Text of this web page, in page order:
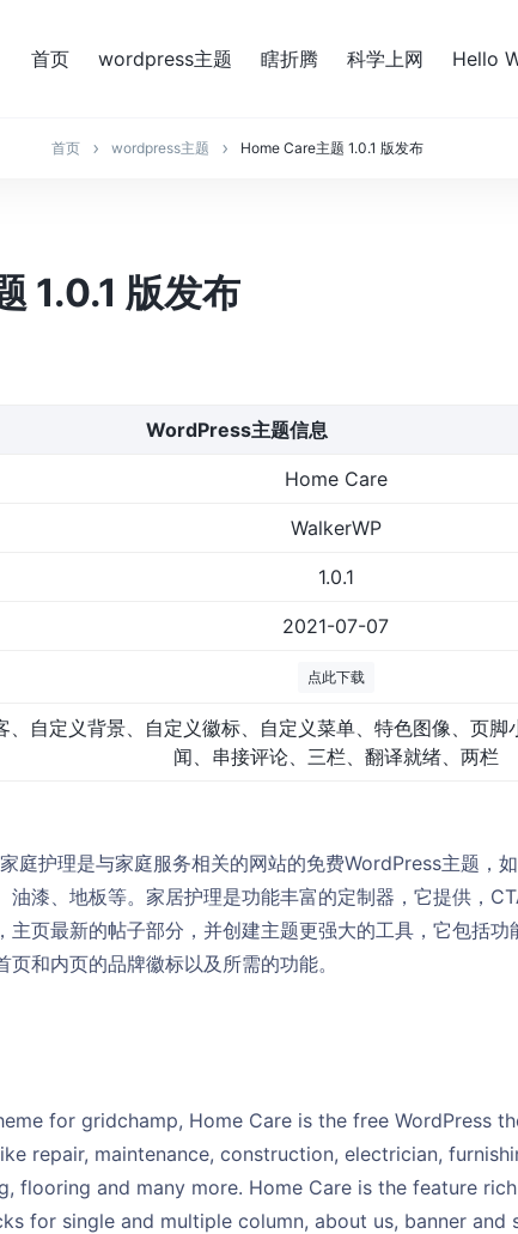
首页 wordpress主题 瞎折腾 科学上网 Hello
首页 wordpress主题 Home Care主题 1.0.1 版发布
1.0.1 版发布
WordPress主题信息
Home Care
WalkerWP
1.0.1
2021-07-07
点此下载
、自定义背景、自定义徽标、自定义菜单、特色图像、页脚
闻、串接评论、三栏、翻译就绪、两栏
庭护理是与家庭服务相关的网站的免费WordPress主题，
油漆、地板等。家居护理是功能丰富的定制器，它提供，
主页最新的帖子部分，并创建主题更强大的工具，它包括功
和内页的品牌徽标以及所需的功能。
for gridchamp, Home Care is the free WordPress
repair, maintenance, construction, electrician,
flooring and many more. Home Care is the feature
for single and multiple column, about us, banner and